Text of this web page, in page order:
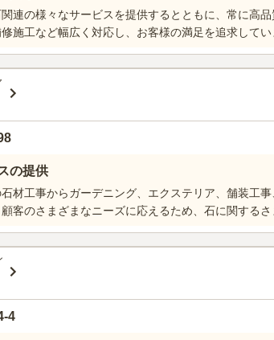
連の様々なサービスを提供するとともに、常に高
施工など幅広く対応し、お客様の満足を追求してい
の提供
材工事からガーデニング、エクステリア、舗装工
客のさまざまなニーズに応えるため、石に関する
4